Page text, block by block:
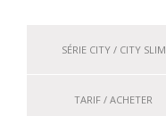
SÉRIE CITY / CITY SLIM
TARIF / ACHETER